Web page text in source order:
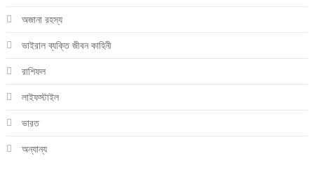
অজানা রহস্য
ভাইরাল ব্যক্তি জীবন কাহিনী
রাশিফল
লাইফস্টাইল
ভারত
অন্যান্য